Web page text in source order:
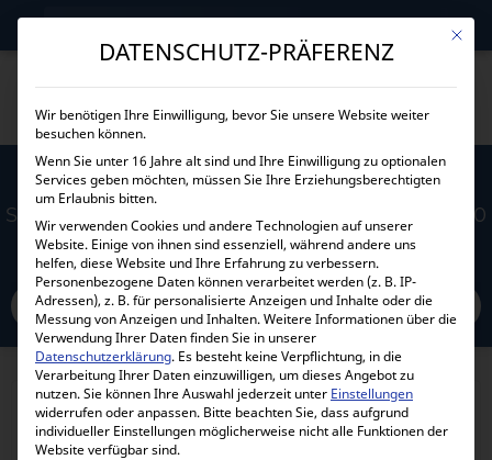
→
VICTRON ENERGY WALLBOX EV CHARGING
STATION NS GEHÄUSE – WEISS – EVC200300410
Home Alle Produkte Wallboxen
Victron Energy Wallbox EV Charging station NS Gehäuse – weiß –
EVC200300410
Mit
DATENSCHUTZ-PRÄFERENZ
Wir benötigen Ihre Einwilligung, bevor Sie unsere Website weiter
besuchen können.
Wenn Sie unter 16 Jahre alt sind und Ihre Einwilligung zu optionalen
Services geben möchten, müssen Sie Ihre Erziehungsberechtigten
um Erlaubnis bitten.
Wir verwenden Cookies und andere Technologien auf unserer
Website. Einige von ihnen sind essenziell, während andere uns
helfen, diese Website und Ihre Erfahrung zu verbessern.
Personenbezogene Daten können verarbeitet werden (z. B. IP-
Adressen), z. B. für personalisierte Anzeigen und Inhalte oder die
Messung von Anzeigen und Inhalten.Weitere Informationen über die
Verwendung Ihrer Daten finden Sie in unserer
Datenschutzerklärung. Es besteht keine Verpflichtung, in die
Verarbeitung Ihrer Daten einzuwilligen, um dieses Angebot zu
nutzen.Sie können Ihre Auswahl jederzeit unter Einstellungen
widerrufen oder anpassen. Bitte beachten Sie, dass aufgrund
individueller Einstellungen möglicherweise nicht alle Funktionen der
Website verfügbar sind.